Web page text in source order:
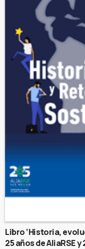
Libro ‘Historia,
25 años de AliaRSE